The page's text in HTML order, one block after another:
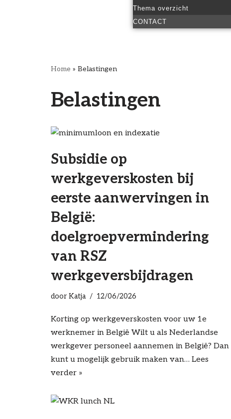
Thema overzicht
CONTACT
Home » Belastingen
Belastingen
Subsidie op
werkgeverskosten bij
eerste aanwervingen in
België:
doelgroepvermindering
van RSZ
werkgeversbijdragen
doorKatja 12/06/2026
Korting op werkgeverskosten voor uw 1e
werknemer in België Wilt u als Nederlandse
werkgever personeel aannemen in België? Dan
kunt u mogelijk gebruik maken van… Lees
verder »